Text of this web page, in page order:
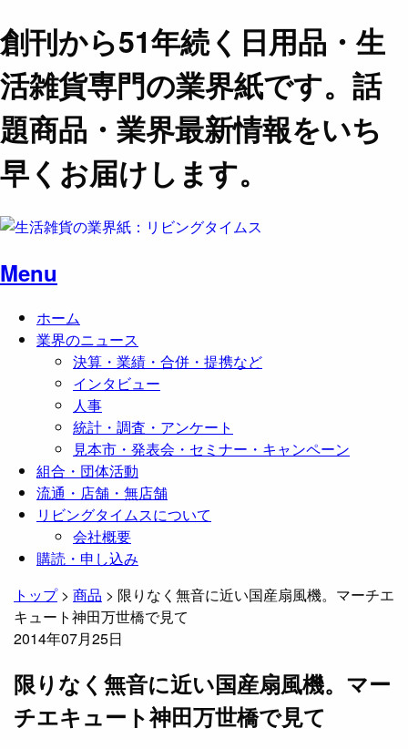
創刊から51年続く日用品・生
活雑貨専門の業界紙です。話
題商品・業界最新情報をいち
早くお届けします。
Menu
ホーム
業界のニュース
決算・業績・合併・提携など
インタビュー
人事
統計・調査・アンケート
見本市・発表会・セミナー・キャンペーン
組合・団体活動
流通・店舗・無店舗
リビングタイムスについて
会社概要
購読・申し込み
トップ> 商品 > 限りなく無音に近い国産扇風機。マーチエ
キュート神田万世橋で見て
2014年07月25日
限りなく無音に近い国産扇風機。マー
チエキュート神田万世橋で見て